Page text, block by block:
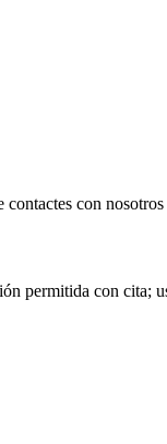
con
permitida con cita;